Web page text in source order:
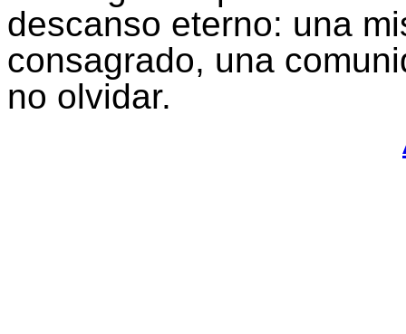
descanso eterno: una
consagrado, una
no olvidar.